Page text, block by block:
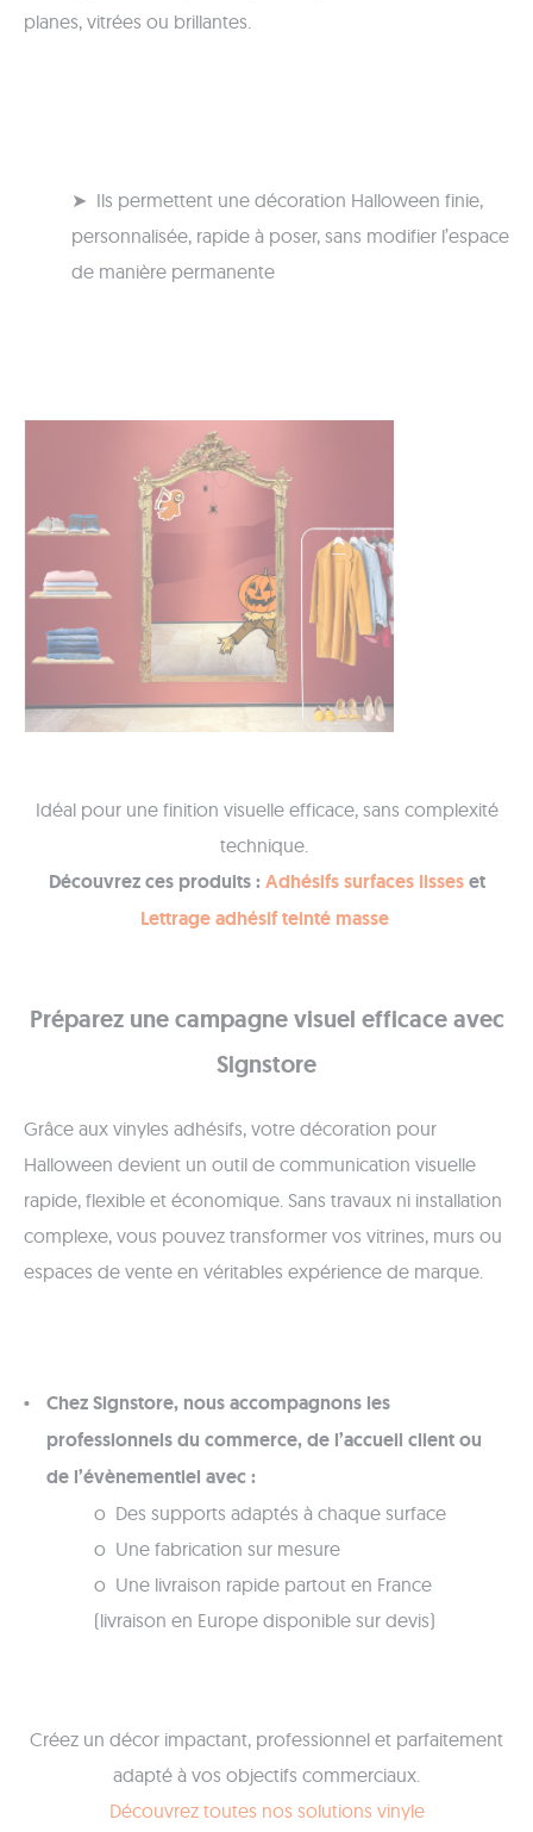
planes, vitrées ou brillantes.
➤ Ils permettent une décoration Halloween finie,
personnalisée, rapide à poser, sans modifier l’espace
de manière permanente
Idéal pour une finition visuelle efficace, sans complexité
technique.
Découvrez ces produits :Adhésifs surfaces lisseset
Lettrage adhésif teinté masse
Préparez une campagne visuel efficace avec
Signstore
Grâce aux vinyles adhésifs, votre décoration pour
Halloween devient un outil de communication visuelle
rapide, flexible et économique. Sans travaux ni installation
complexe, vous pouvez transformer vos vitrines, murs ou
espaces de vente en véritables expérience de marque.
Chez Signstore, nous accompagnons les
professionnels du commerce, de l’accueil client ou
de l’évènementiel avec :
o Des supports adaptés à chaque surface
o Une fabrication sur mesure
o Une livraison rapide partout en France
(livraison en Europe disponible sur devis)
Créez un décor impactant, professionnel et parfaitement
adapté à vos objectifs commerciaux.
Découvrez toutes nos solutions vinyle